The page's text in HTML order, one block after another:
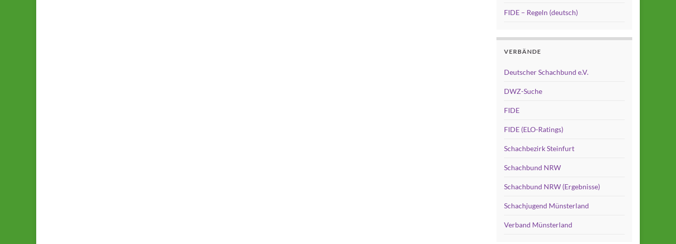
FIDE – Regeln (deutsch)
VERBÄNDE
Deutscher Schachbund e.V.
DWZ-Suche
FIDE
FIDE (ELO-Ratings)
Schachbezirk Steinfurt
Schachbund NRW
Schachbund NRW (Ergebnisse)
Schachjugend Münsterland
Verband Münsterland